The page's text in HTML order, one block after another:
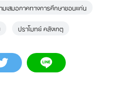
เสมอภาคทางการศึกษาขอนแก่น
ปราโมทย์ คลังเกตุ